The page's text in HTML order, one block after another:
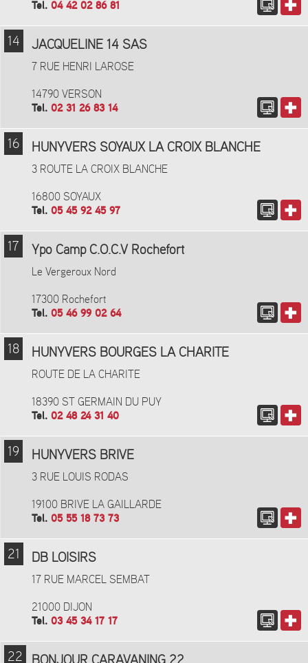
Tel. 04 42 02 86 81
14 JACQUELINE 14 SAS
7 RUE HENRI LAROSE
14790 VERSON
Tel. 02 31 26 83 14
16 HUNYVERS SOYAUX LA CROIX BLANCHE
3 ROUTE LA CROIX BLANCHE
16800 SOYAUX
Tel. 05 45 92 45 97
17 Ypo Camp C.O.C.V Rochefort
Le Vergeroux Nord
17300 Rochefort
Tel. 05 46 99 02 64
18 HUNYVERS BOURGES LA CHARITE
ROUTE DE LA CHARITE
18390 ST GERMAIN DU PUY
Tel. 02 48 24 31 40
19 HUNYVERS BRIVE
3 RUE LOUIS RODAS
19100 BRIVE LA GAILLARDE
Tel. 05 55 18 73 73
21 DB LOISIRS
17 RUE MARCEL SEMBAT
21000 DIJON
Tel. 03 45 34 17 17
22